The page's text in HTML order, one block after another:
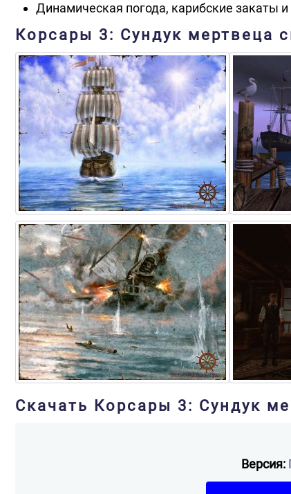
Динамическая погода, карибские закаты
Корсары 3: Сундук мертвеца
Скачать Корсары 3: Сундук
Версия: